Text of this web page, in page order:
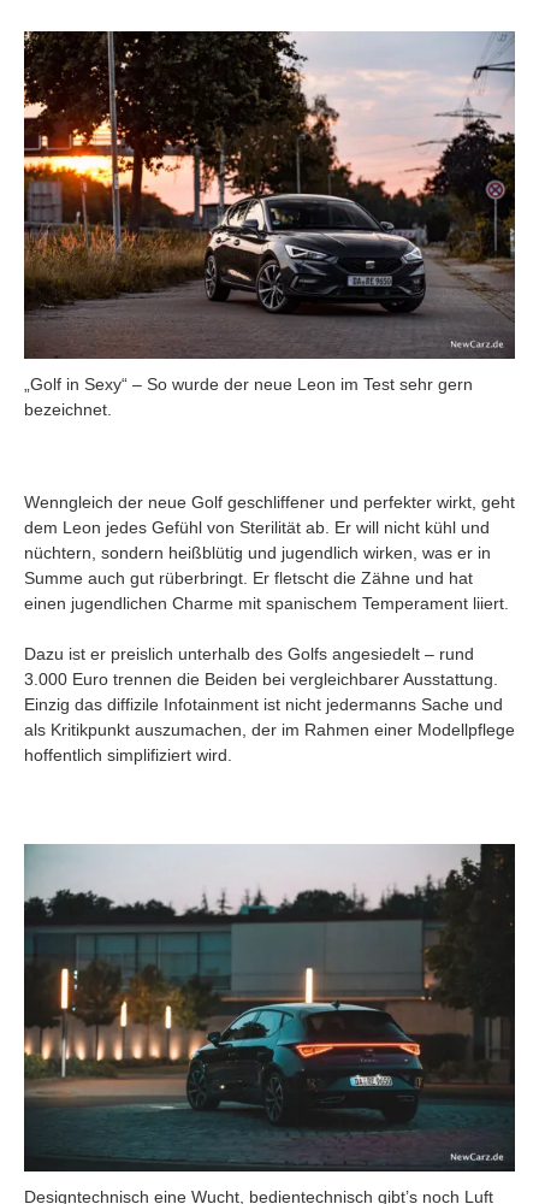
„Golf in Sexy“ – So wurde der neue Leon im Test sehr gern
bezeichnet.
Wenngleich der neue Golf geschliffener und perfekter wirkt, geht
dem Leon jedes Gefühl von Sterilität ab. Er will nicht kühl und
nüchtern, sondern heißblütig und jugendlich wirken, was er in
Summe auch gut rüberbringt. Er fletscht die Zähne und hat
einen jugendlichen Charme mit spanischem Temperament liiert.
Dazu ist er preislich unterhalb des Golfs angesiedelt – rund
3.000 Euro trennen die Beiden bei vergleichbarer Ausstattung.
Einzig das diffizile Infotainment ist nicht jedermanns Sache und
als Kritikpunkt auszumachen, der im Rahmen einer Modellpflege
hoffentlich simplifiziert wird.
Designtechnisch eine Wucht, bedientechnisch gibt’s noch Luft